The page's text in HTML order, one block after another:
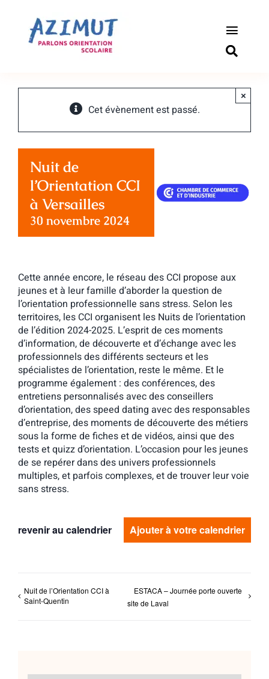
contenu
Toggle
Outils
Cet évènement est passé.
×
Nuit de
l’Orientation CCI
à Versailles
30 novembre 2024
Cette année encore, le réseau des CCI propose aux
jeunes et à leur famille d’aborder la question de
l’orientation professionnelle sans stress. Selon les
territoires, les CCI organisent les Nuits de l’orientation
de l’édition 2024-2025. L’esprit de ces moments
d’information, de découverte et d’échange avec les
professionnels des différents secteurs et les
spécialistes de l’orientation, reste le même. Et le
programme également : des conférences, des
entretiens personnalisés avec des conseillers
d’orientation, des speed dating avec des responsables
d’entreprise, des moments de découverte des métiers
sous la forme de fiches et de vidéos, ainsi que des
tests et quizz d’orientation. L’occasion pour les jeunes
de se repérer dans des univers professionnels
multiples, et parfois complexes, et de trouver leur voie
sans stress.
revenir au calendrier Ajouter à votre calendrier
Nuit de l’Orientation CCI à
Saint-Quentin
ESTACA – Journée porte ouverte
site de Laval